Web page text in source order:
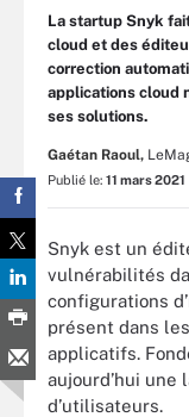
La startup Snyk
cloud et des
correction
applications cloud
ses solutions.
Gaétan Raoul,
Publié le: 11 mars 2021
Snyk est un
vulnérabilités
configurations
présent dans les
applicatifs.
aujourd’hui une
d’utilisateurs.